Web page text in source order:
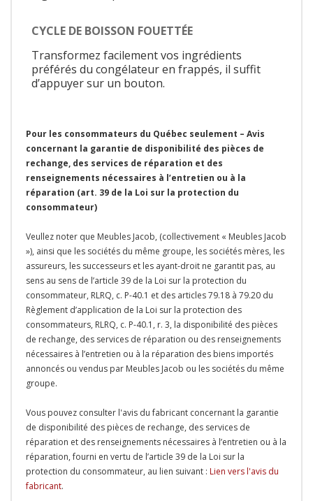
CYCLE DE BOISSON FOUETTÉE
Transformez facilement vos ingrédients
préférés du congélateur en frappés, il suffit
d’appuyer sur un bouton.
Pour les consommateurs du Québec seulement – Avis
concernant la garantie de disponibilité des pièces de
rechange, des services de réparation et des
renseignements nécessaires à l’entretien ou à la
réparation (art. 39 de la Loi sur la protection du
consommateur)
Veullez noter que Meubles Jacob, (collectivement « Meubles Jacob
»), ainsi que les sociétés du même groupe, les sociétés mères, les
assureurs, les successeurs et les ayant-droit ne garantit pas, au
sens au sens de l’article 39 de la Loi sur la protection du
consommateur, RLRQ, c. P-40.1 et des articles 79.18 à 79.20 du
Règlement d’application de la Loi sur la protection des
consommateurs, RLRQ, c. P-40.1, r. 3, la disponibilité des pièces
de rechange, des services de réparation ou des renseignements
nécessaires à l’entretien ou à la réparation des biens importés
annoncés ou vendus par Meubles Jacob ou les sociétés du même
groupe.
Vous pouvez consulter l'avis du fabricant concernant la garantie
de disponibilité des pièces de rechange, des services de
réparation et des renseignements nécessaires à l’entretien ou à la
réparation, fourni en vertu de l’article 39 de la Loi sur la
protection du consommateur, au lien suivant : Lien vers l'avis du
fabricant.